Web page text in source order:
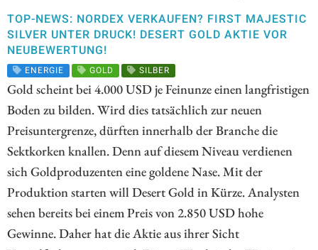
TOP-NEWS: NORDEX VERKAUFEN? FIRST MAJESTIC
SILVER UNTER DRUCK! DESERT GOLD AKTIE VOR
NEUBEWERTUNG!
ENERGIE GOLD SILBER
Gold scheint bei 4.000 USD je Feinunze einen langfristigen
Boden zu bilden. Wird dies tatsächlich zur neuen
Preisuntergrenze, dürften innerhalb der Branche die
Sektkorken knallen. Denn auf diesem Niveau verdienen
sich Goldproduzenten eine goldene Nase. Mit der
Produktion starten will Desert Gold in Kürze. Analysten
sehen bereits bei einem Preis von 2.850 USD hohe
Gewinne. Daher hat die Aktie aus ihrer Sicht